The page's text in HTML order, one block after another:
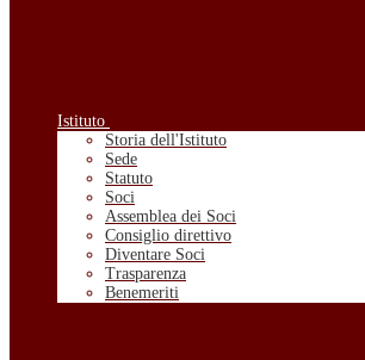
Istituto
Storia dell'Istituto
Sede
Statuto
Soci
Assemblea dei Soci
Consiglio direttivo
Diventare Soci
Trasparenza
Benemeriti